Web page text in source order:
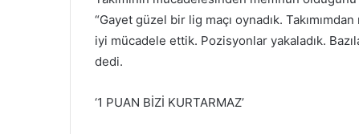
“Gayet güzel bir lig maçı oynadık.
iyi mücadele ettik. Pozisyonlar yakaladık.
dedi.
‘1 PUAN BİZİ KURTARMAZ’